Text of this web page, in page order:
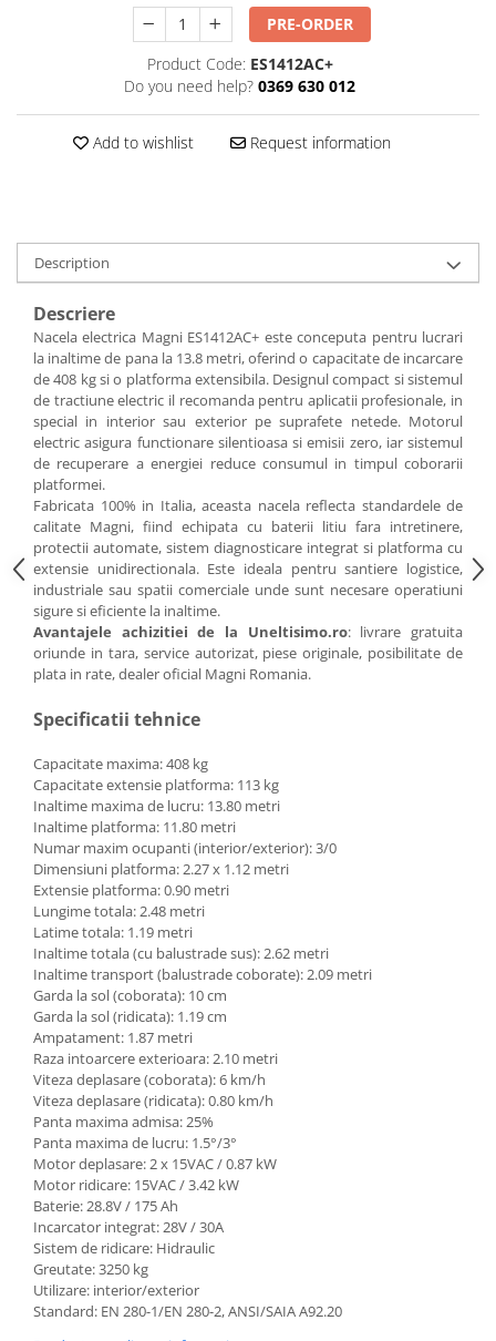
Incarcatoare telescopice
Incarcatoare telescopice rotative
Motostivuitoare
Nacele
Remorci
Sisteme spalat
Transpaleti si stivuitoare
Trolii forestiere
Prelucrarea solului
Accesorii utilaje
Accesorii excavatoare
Colectoare de piatra
Grape
Lame nivelare pamant tractor
Pluguri
Pluguri de zapada
Sisteme foraj si burghie pamant
Tamburi de nivelare
Miniexcavatoare
Buldoexcavatoare
Freze de zapada
Incarcatoare frontale
Masini batut stalpi
Masini de sapat santuri
Mini-Buldoexcavatoare
Motocultoare si accesorii
Retroexcavatoare
Utilaje sapat si prasit
Afanatoare
Freze de pamant
Prasitoare
Piese de schimb
Piese schimb Dumpere si Roabe
Piese schimb miniexcavatoare
Piese schimb Tocatoare Vegetatie
Piese schimb Tractoare
Cosire si tocare vegetatie
PRE-ORDER
Product Code: ES1412AC+
Do you need help? 0369 630 012
Add to wishlist Request information
Description
Descriere
Nacela electrica Magni ES1412AC+ este conceputa pentru lucrari
la inaltime de pana la 13.8 metri, oferind o capacitate de incarcare
de 408 kg si o platforma extensibila. Designul compact si sistemul
de tractiune electric il recomanda pentru aplicatii profesionale, in
special in interior sau exterior pe suprafete netede. Motorul
electric asigura functionare silentioasa si emisii zero, iar sistemul
de recuperare a energiei reduce consumul in timpul coborarii
platformei.
Fabricata 100% in Italia, aceasta nacela reflecta standardele de
calitate Magni, fiind echipata cu baterii litiu fara intretinere,
protectii automate, sistem diagnosticare integrat si platforma cu
extensie unidirectionala. Este ideala pentru santiere logistice,
industriale sau spatii comerciale unde sunt necesare operatiuni
sigure si eficiente la inaltime.
Avantajele achizitiei de la Uneltisimo.ro: livrare gratuita
oriunde in tara, service autorizat, piese originale, posibilitate de
plata in rate, dealer oficial Magni Romania.
Specificatii tehnice
Capacitate maxima: 408 kg
Capacitate extensie platforma: 113 kg
Inaltime maxima de lucru: 13.80 metri
Inaltime platforma: 11.80 metri
Numar maxim ocupanti (interior/exterior): 3/0
Dimensiuni platforma: 2.27 x 1.12 metri
Extensie platforma: 0.90 metri
Lungime totala: 2.48 metri
Latime totala: 1.19 metri
Inaltime totala (cu balustrade sus): 2.62 metri
Inaltime transport (balustrade coborate): 2.09 metri
Garda la sol (coborata): 10 cm
Garda la sol (ridicata): 1.19 cm
Ampatament: 1.87 metri
Raza intoarcere exterioara: 2.10 metri
Viteza deplasare (coborata): 6 km/h
Viteza deplasare (ridicata): 0.80 km/h
Panta maxima admisa: 25%
Panta maxima de lucru: 1.5°/3°
Motor deplasare: 2 x 15VAC / 0.87 kW
Motor ridicare: 15VAC / 3.42 kW
Baterie: 28.8V / 175 Ah
Incarcator integrat: 28V / 30A
Sistem de ridicare: Hidraulic
Greutate: 3250 kg
Utilizare: interior/exterior
Standard: EN 280-1/EN 280-2, ANSI/SAIA A92.20